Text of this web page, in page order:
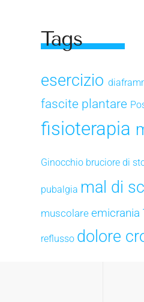
Tags
esercizio
fascite plantare
fisioterapia
Ginocchio bruciore di
pubalgia mal di
muscolareemicrania
reflusso dolore